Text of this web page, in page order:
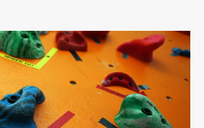
bygge
klatrevegg
til
hjemmebruk